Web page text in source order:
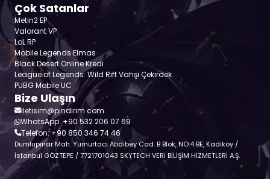
Çok Satanlar
Metin2 EP
Valorant VP
LoL RP
Mobile Legends Elmas
Black Desert Online Kredi
League of Legends: Wild Rift Vahşi Çekirdek
PUBG Mobile UC
Bize Ulaşın
iletisim@pindirim.com
WhatsApp: +90 532 206 07 69
Telefon: +90 850 346 74 46
Dumlupınar Mah. Yumurtacı Abdibey Cad. B Blok, NO:4 BE, Kadıköy /
İstanbul GÖZTEPE / 7721701043 SKYTECH VERİ BİLİŞİM HİZMETLERİ A.Ş.